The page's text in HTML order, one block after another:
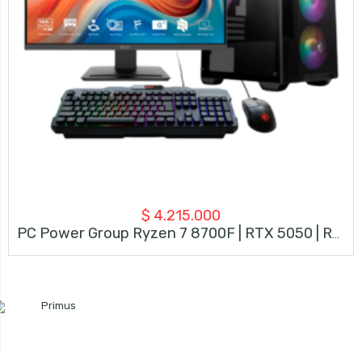
$ 4.215.000
PC Power Group Ryzen 7 8700F | RTX 5050 | RAM 16GB | Kit MSI